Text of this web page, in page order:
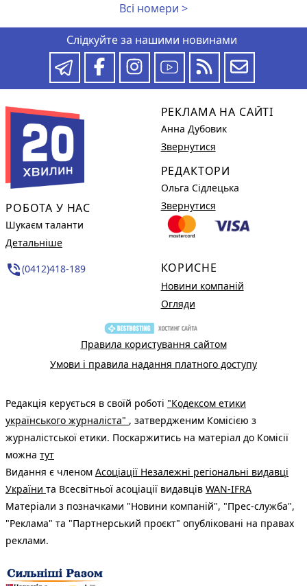
Всі номери >
Слідкуйте за нашими новинами
РОБОТА У НАС
Шукаєм таланти
Детальніше
phone_in_talk(0412)418-189
РЕКЛАМА НА САЙТІ
Анна Дубовик
Звернутися
РЕДАКТОРИ
Ольга Сідлецька
Звернутися
КОРИСНЕ
Новини компаній
Огляди
Правила користування сайтом
Умови і правила надання платного доступу
Редакція керується в своїй роботі "Кодексом етики
українського журналіста" , затвердженим Комісією з
журналістської етики. Поскаржитись на матеріал до Комісії
можна тут
Видання є членом Асоціації Незалежні регіональні видавці
України та Всесвітньої асоціації видавців WAN-IFRA
Матеріали з позначками "Новини компаній", "Прес-служба",
"Реклама" та "Партнерський проєкт" опубліковані на правах
реклами.